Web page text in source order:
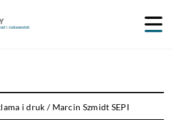
i druk / Marcin Szmidt SEPI